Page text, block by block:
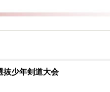
抜少年剣道大会